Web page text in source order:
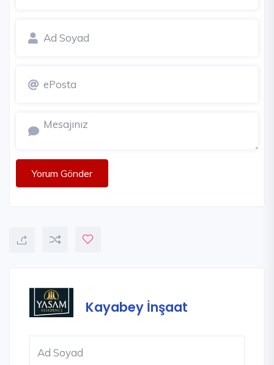
Yorum Gönder
Kayabey İnşaat